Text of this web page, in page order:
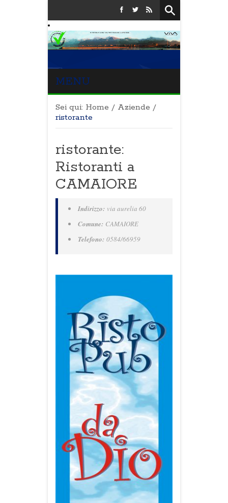
MENU
Sei qui: Home / Aziende /
ristorante
ristorante:
Ristoranti a
CAMAIORE
Indirizzo: via aurelia 60
Comune: CAMAIORE
Telefono: 0584/66959